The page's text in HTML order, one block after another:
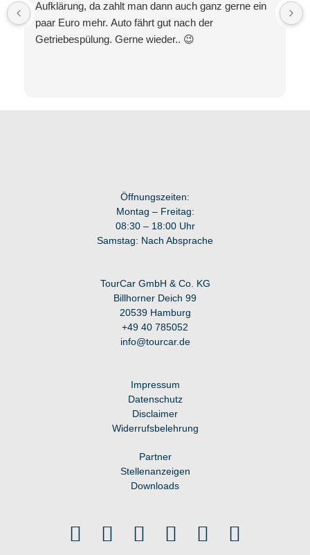
Aufklärung, da zahlt man dann auch ganz gerne ein
paar Euro mehr. Auto fährt gut nach der
Getriebespülung. Gerne wieder.. 😉
Öffnungszeiten:
Montag – Freitag:
08:30 – 18:00 Uhr
Samstag: Nach Absprache
TourCar GmbH & Co. KG
Billhorner Deich 99
20539 Hamburg
+49 40 785052
info@tourcar.de
Impressum
Datenschutz
Disclaimer
Widerrufsbelehrung
Partner
Stellenanzeigen
Downloads